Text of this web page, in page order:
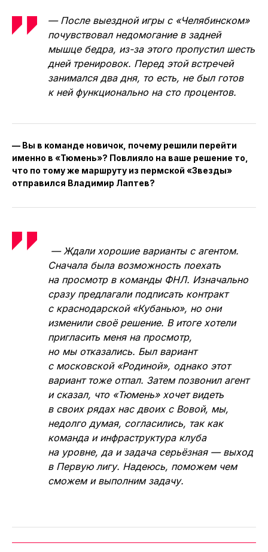
— После выездной игры с «Челябинском»
почувствовал недомогание в задней
мышце бедра, из-за этого пропустил шесть
дней тренировок. Перед этой встречей
занимался два дня, то есть, не был готов
к ней функционально на сто процентов.
— Вы в команде новичок, почему решили перейти
именно в «Тюмень»? Повлияло на ваше решение то,
что по тому же маршруту из пермской «Звезды»
отправился Владимир Лаптев?
— Ждали хорошие варианты с агентом.
Сначала была возможность поехать
на просмотр в команды ФНЛ. Изначально
сразу предлагали подписать контракт
с краснодарской «Кубанью», но они
изменили своё решение. В итоге хотели
пригласить меня на просмотр,
но мы отказались. Был вариант
с московской «Родиной», однако этот
вариант тоже отпал. Затем позвонил агент
и сказал, что «Тюмень» хочет видеть
в своих рядах нас двоих с Вовой, мы,
недолго думая, согласились, так как
команда и инфраструктура клуба
на уровне, да и задача серьёзная — выход
в Первую лигу. Надеюсь, поможем чем
сможем и выполним задачу.